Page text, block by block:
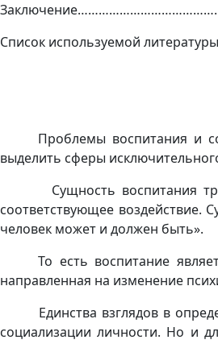
Список используемой
Проблемы воспитания и
выделить сфе­ры
Сущность воспитания
соответствующее воздействие.
человек может и должен быть».
То есть воспитание
направленная на изменение
Единства взглядов в
социализации личности. Но и